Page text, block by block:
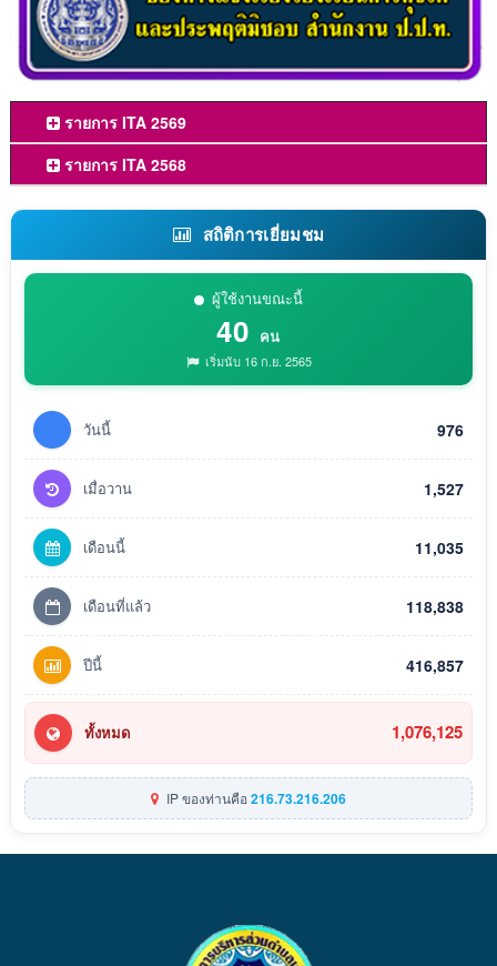
รายการ ITA 2569
รายการ ITA 2568
สถิติการเยี่ยมชม
ผู้ใช้งานขณะนี้
40 คน
เริ่มนับ 16 ก.ย. 2565
วันนี้ 976
เมื่อวาน 1,527
เดือนนี้ 11,035
เดือนที่แล้ว 118,838
ปีนี้ 416,857
ทั้งหมด 1,076,125
IP ของท่านคือ216.73.216.206